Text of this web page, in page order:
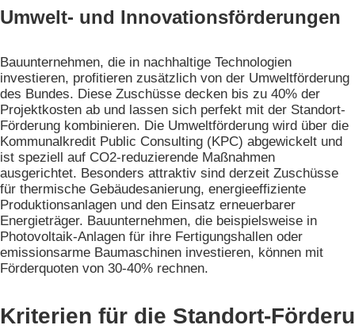
Umwelt- und Innovationsförderungen
Bauunternehmen, die in nachhaltige Technologien
investieren, profitieren zusätzlich von der Umweltförderung
des Bundes. Diese Zuschüsse decken bis zu 40% der
Projektkosten ab und lassen sich perfekt mit der Standort-
Förderung kombinieren. Die Umweltförderung wird über die
Kommunalkredit Public Consulting (KPC) abgewickelt und
ist speziell auf CO2-reduzierende Maßnahmen
ausgerichtet. Besonders attraktiv sind derzeit Zuschüsse
für thermische Gebäudesanierung, energieeffiziente
Produktionsanlagen und den Einsatz erneuerbarer
Energieträger. Bauunternehmen, die beispielsweise in
Photovoltaik-Anlagen für ihre Fertigungshallen oder
emissionsarme Baumaschinen investieren, können mit
Förderquoten von 30-40% rechnen.
Kriterien für die Standort-Förderu